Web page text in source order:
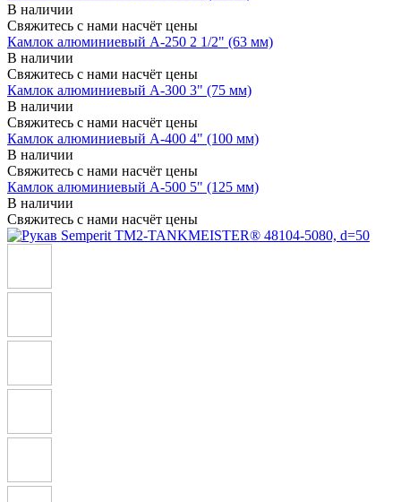
В наличии
Свяжитесь с нами насчёт цены
Камлок алюминиевый A-250 2 1/2" (63 мм)
В наличии
Свяжитесь с нами насчёт цены
Камлок алюминиевый A-300 3" (75 мм)
В наличии
Свяжитесь с нами насчёт цены
Камлок алюминиевый A-400 4" (100 мм)
В наличии
Свяжитесь с нами насчёт цены
Камлок алюминиевый A-500 5" (125 мм)
В наличии
Свяжитесь с нами насчёт цены